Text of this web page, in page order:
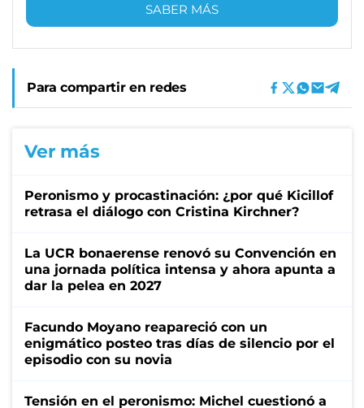
SABER MÁS
Para compartir en redes
Ver más
Peronismo y procastinación: ¿por qué Kicillof
retrasa el diálogo con Cristina Kirchner?
La UCR bonaerense renovó su Convención en
una jornada política intensa y ahora apunta a
dar la pelea en 2027
Facundo Moyano reapareció con un
enigmático posteo tras días de silencio por el
episodio con su novia
Tensión en el peronismo: Michel cuestionó a